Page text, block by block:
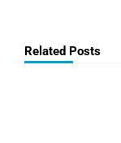
Related Posts